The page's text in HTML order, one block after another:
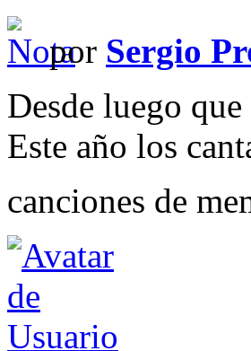
por Sergio
Desde luego
Este año los
canciones de